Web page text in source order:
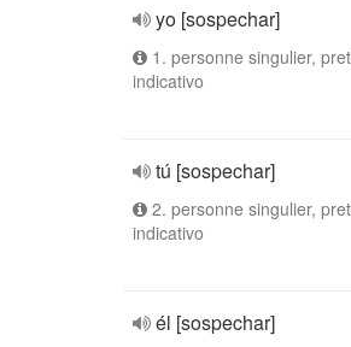
yo [sospechar]
1. personne singulier,
indicativo
tú [sospechar]
2. personne singulier,
indicativo
él [sospechar]